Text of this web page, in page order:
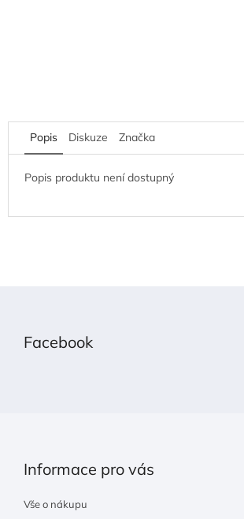
Popis Diskuze Značka
Popis produktu není dostupný
Facebook
Informace pro vás
Vše o nákupu